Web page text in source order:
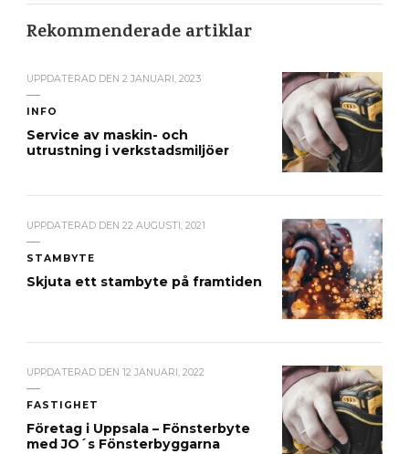
Rekommenderade artiklar
UPPDATERAD DEN 2 JANUARI, 2023
INFO
Service av maskin- och
utrustning i verkstadsmiljöer
UPPDATERAD DEN 22 AUGUSTI, 2021
STAMBYTE
Skjuta ett stambyte på framtiden
UPPDATERAD DEN 12 JANUARI, 2022
FASTIGHET
Företag i Uppsala – Fönsterbyte
med JO´s Fönsterbyggarna